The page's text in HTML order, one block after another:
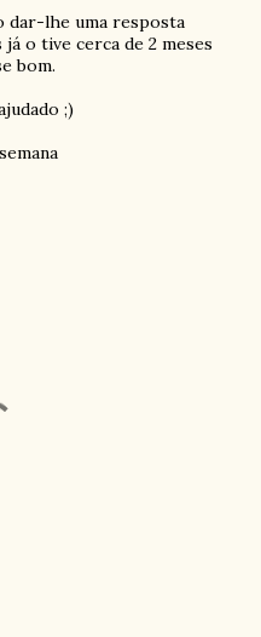
dar-lhe uma resposta
já o tive cerca de 2 meses
bom.
;)